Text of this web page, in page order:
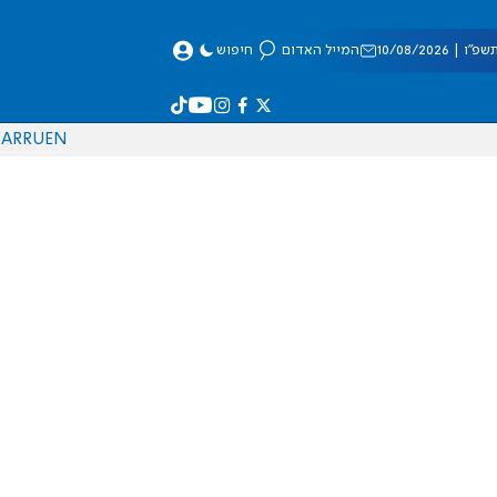
08/2026 המייל האדום חיפוש
EN
RU
AR